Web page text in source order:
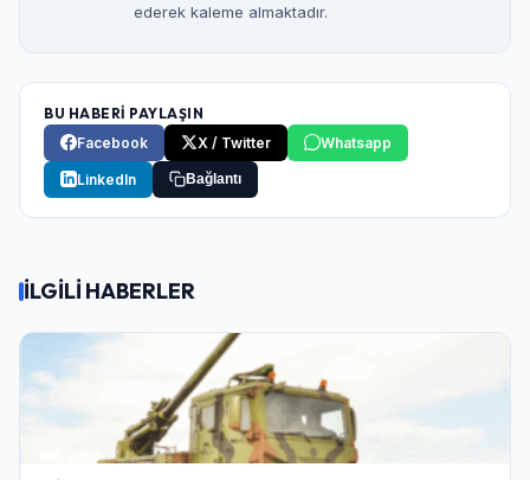
ederek kaleme almaktadır.
BU HABERİ PAYLAŞIN
Facebook
X / Twitter Whatsapp
LinkedIn Bağlantı
İLGİLİ HABERLER